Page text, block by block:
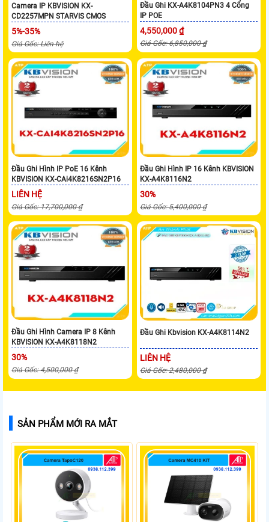
Camera IP KBVISION KX-
CD2257MPN STARVIS CMOS
5%-35%
Giá Gốc: Liên hệ
Đầu Ghi KX-A4K8104PN3 4 Cổng
IP POE
4,550,000 ₫
Giá Gốc: 6,850,000 ₫
Đầu Ghi Hình IP PoE 16 Kênh
KBVISION KX-CAi4K8216SN2P16
LIÊN HỆ
Giá Gốc: 17,700,000 ₫
Đầu Ghi Hình IP 16 Kênh KBVISION
KX-A4K8116N2
30%
Giá Gốc: 5,400,000 ₫
Đầu Ghi Hình Camera IP 8 Kênh
KBVISION KX-A4K8118N2
30%
Giá Gốc: 4,500,000 ₫
Đầu Ghi Kbvision KX-A4K8114N2
LIÊN HỆ
Giá Gốc: 2,480,000 ₫
SẢN PHẨM MỚI RA MẮT